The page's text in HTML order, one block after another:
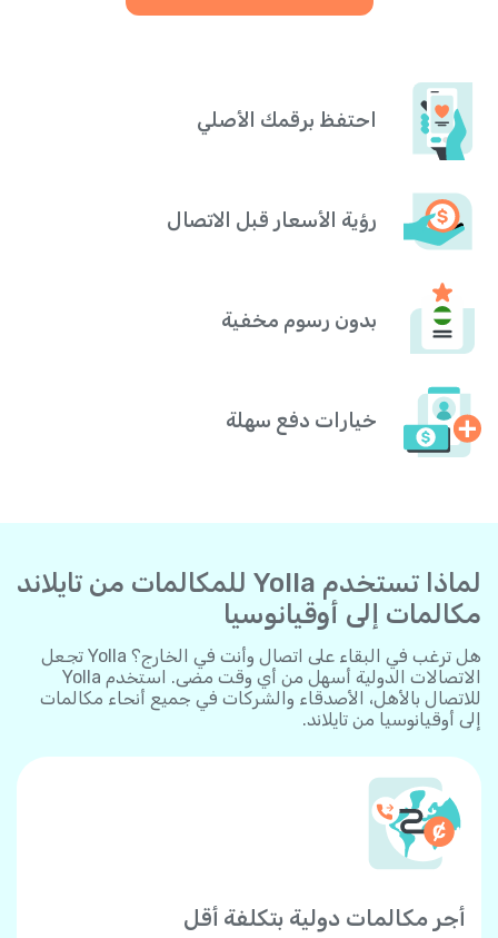
احتفظ برقمك الأصلي
رؤية الأسعار قبل الاتصال
بدون رسوم مخفية
خيارات دفع سهلة
لماذا تستخدم Yolla للمكالمات من تايلاند
مكالمات إلى أوقيانوسيا
هل ترغب في البقاء على اتصال وأنت في الخارج؟ Yolla تجعل
الاتصالات الدولية أسهل من أي وقت مضى. استخدم Yolla
للاتصال بالأهل، الأصدقاء والشركات في جميع أنحاء مكالمات
إلى أوقيانوسيا من تايلاند.
أجر مكالمات دولية بتكلفة أقل